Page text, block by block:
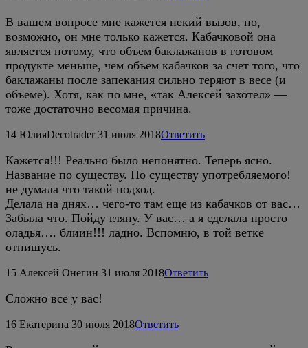
В вашем вопросе мне кажется некий вызов, но,
возможно, он мне только кажется. Кабачковой она
является потому, что объем баклажанов в готовом
продукте меньше, чем объем кабачков за счет того, что
баклажаны после запекания сильно теряют в весе (и
объеме). Хотя, как по мне, «так Алексей захотел» —
тоже достаточно весомая причина.
14 ЮлияDecotrader 31 июля 2018Ответить
Кажется!!! Реально было непонятно. Теперь ясно.
Название по существу. По существу употребляемого!
не думала что такой подход.
Делала на днях… чего-то там еще из кабачков от вас…
Забыла что. Пойду гляну. У вас… а я сделала просто
оладья…. блиин!!! ладно. Вспомню, в той ветке
отпишусь.
15 Алексей Онегин 31 июля 2018Ответить
Сложно все у вас!
16 Екатерина 30 июля 2018Ответить